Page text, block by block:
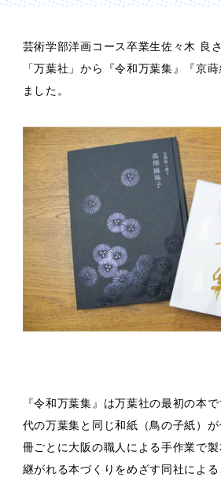
芸術学部洋画コース卒業生佐々木 良
「万葉社」から『令和万葉集』『京
ました。
『令和万葉集』は万葉社の最初の本
代の万葉集と同じ和紙（鳥の子紙）
冊ごとに大阪の職人による手作業で
継がれる本づくりをめざす同社によ